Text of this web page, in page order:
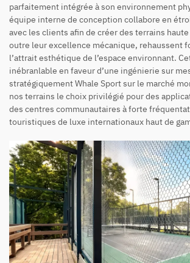
parfaitement intégrée à son environnement
équipe interne de conception collabore en
avec les clients afin de créer des terrains
outre leur excellence mécanique, rehaussent
l’attrait esthétique de l’espace environnant.
inébranlable en faveur d’une ingénierie sur
stratégiquement Whale Sport sur le marché
nos terrains le choix privilégié pour des
des centres communautaires à forte
touristiques de luxe internationaux haut de